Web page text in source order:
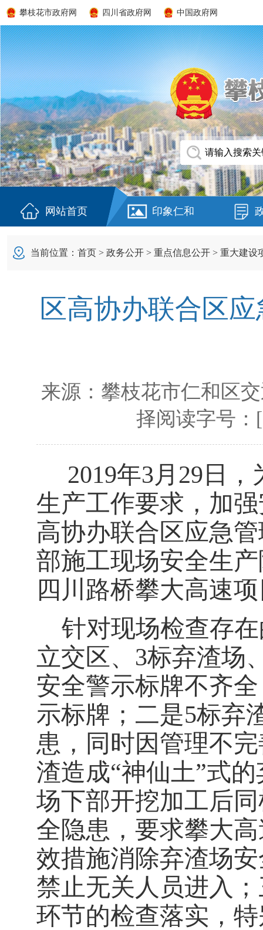
攀枝花市政府网 四川省政府网 中国政府网
网站首页 印象仁和
当前位置： 首页 > 政务公开 > 重点信息公开 > 重大建设
区高协办联合区
来源： 攀枝花市仁和区
择阅读字号
2019年3月 29 日
生产工作要求，加
高协办联合区应急
部施工现场安全生
四川路桥攀大高速
针对现场检查存在
立交区、 3标弃渣场
安全警示标牌不齐全
示标牌 ； 二是5标弃
患，同时因管理不
渣造成“神仙土”式的
场下部开挖加工后
全隐患，要求攀大
效措施消除弃渣场
禁止无关人员进入 ；
环节的检查落实，